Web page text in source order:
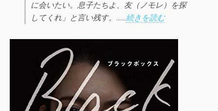
に会いたい。息子たちよ、友（ノモレ）を探
してくれ」と言い残す。……続きを読む